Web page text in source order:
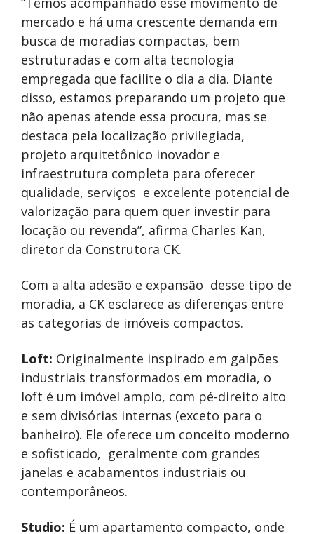
mercado e há uma crescente demanda em
busca de moradias compactas, bem
estruturadas e com alta tecnologia
empregada que facilite o dia a dia. Diante
disso, estamos preparando um projeto que
não apenas atende essa procura, mas se
destaca pela localização privilegiada,
projeto arquitetônico inovador e
infraestrutura completa para oferecer
qualidade, serviços e excelente potencial de
valorização para quem quer investir para
locação ou revenda”, afirma Charles Kan,
diretor da Construtora CK.
Com a alta adesão e expansão desse tipo de
moradia, a CK esclarece as diferenças entre
as categorias de imóveis compactos.
Loft: Originalmente inspirado em galpões
industriais transformados em moradia, o
loft é um imóvel amplo, com pé-direito alto
e sem divisórias internas (exceto para o
banheiro). Ele oferece um conceito moderno
e sofisticado, geralmente com grandes
janelas e acabamentos industriais ou
contemporâneos.
Studio: É um apartamento compacto, onde